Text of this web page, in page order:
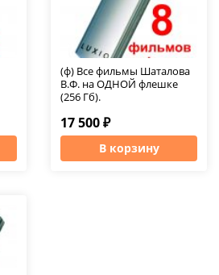
(ф) Все фильмы Шаталова
В.Ф. на ОДНОЙ флешке
(256 Гб).
17 500 ₽
В корзину